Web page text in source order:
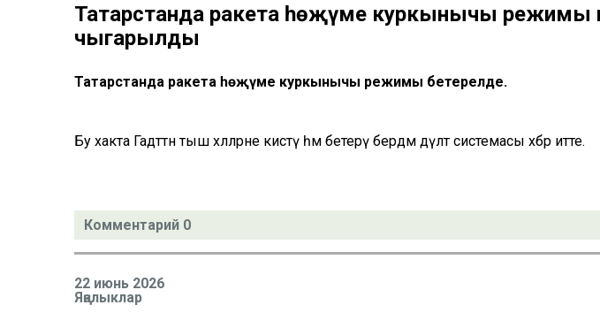
Татарстанда ракета һөҗүме куркынычы режимы
чыгарылды
Татарстанда ракета һөҗүме куркынычы режимы бетерелде.
Бу хакта Гадәттән тыш хәлләрне кисәтү һәм бетерү бердәм дәүләт системасы хәбәр итте.
Комментарий 0
22 июнь 2026
Яңалыклар